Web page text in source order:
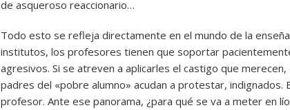
de asqueroso reaccionario…
Todo esto se refleja directamente en el mundo de la
institutos, los profesores tienen que soportar
agresivos. Si se atreven a aplicarles el castigo que
padres del «pobre alumno» acudan a protestar, indignados.
profesor. Ante ese panorama, ¿para qué se va a meter en